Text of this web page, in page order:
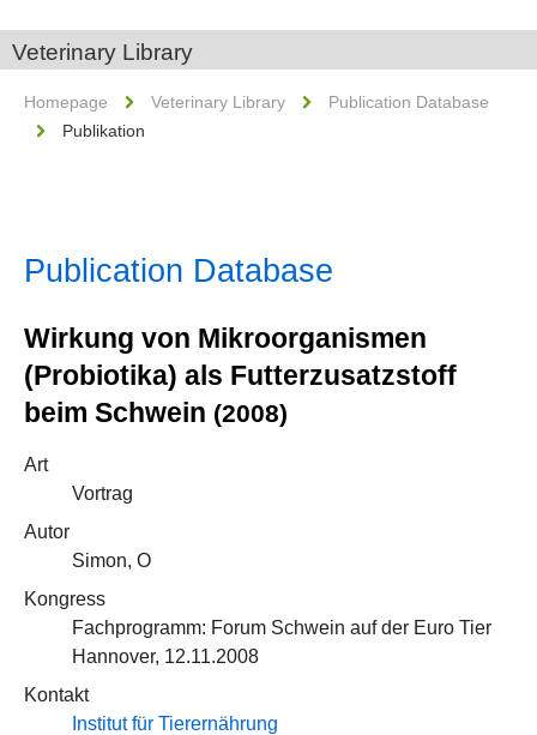
Veterinary Library
Homepage Veterinary Library
Publication Database
Publikation
Publication Database
Wirkung von Mikroorganismen
(Probiotika) als Futterzusatzstoff
beim Schwein (2008)
Art
Vortrag
Autor
Simon, O
Kongress
Fachprogramm: Forum Schwein auf der Euro Tier
Hannover, 12.11.2008
Kontakt
Institut für Tierernährung